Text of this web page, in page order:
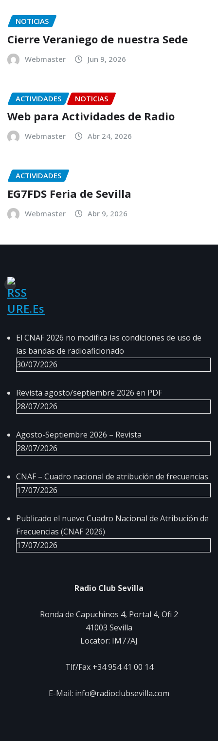
NOTICIAS
Cierre Veraniego de nuestra Sede
Webmaster Jun 9, 2026
ACTIVIDADES NOTICIAS
Web para Actividades de Radio
Webmaster Abr 24, 2026
ACTIVIDADES
EG7FDS Feria de Sevilla
Webmaster Abr 9, 2026
URE.es
El CNAF 2026 no modifica las condiciones de uso de
las bandas de radioaficionado
30/07/2026
Revista agosto/septiembre 2026 en PDF
28/07/2026
Agosto-Septiembre 2026 – Revista
28/07/2026
CNAF – Cuadro nacional de atribución de frecuencias
17/07/2026
Publicado el nuevo Cuadro Nacional de Atribución de
Frecuencias (CNAF 2026)
17/07/2026
Radio Club Sevilla
Ronda de Capuchinos 4, Portal 4, Ofi 2
41003 Sevilla
Locator: IM77AJ
Tlf/Fax +34 954 41 00 14
E-Mail: info@radioclubsevilla.com